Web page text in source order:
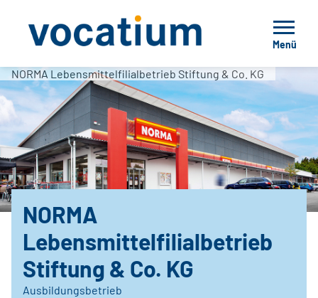
Menü
NORMA Lebensmittelfilialbetrieb Stiftung & Co. KG
NORMA
Lebensmittelfilialbetrieb
Stiftung & Co. KG
Ausbildungsbetrieb